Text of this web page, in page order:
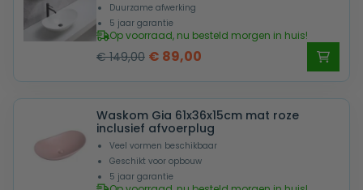
Duurzame afwerking
5 jaar garantie
Op voorraad, nu besteld morgen in huis!
€149,00 Oorspronkelijke
was:
€ 149,00.
€ 89,00
is:
€ 89,00.
Waskom Gia 61x36x15cm mat roze
inclusief afvoerplug
Veel vormen beschikbaar
Geschikt voor opbouw
5 jaar garantie